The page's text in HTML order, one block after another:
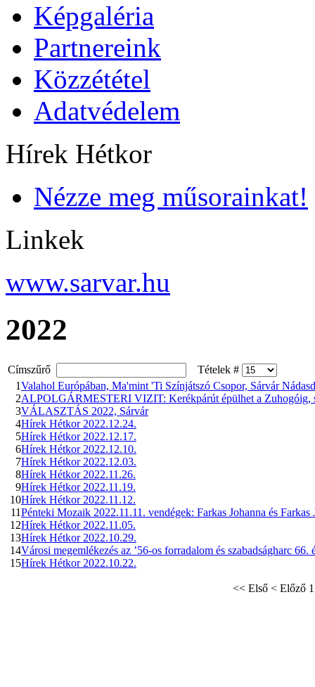
Képgaléria
Partnereink
Közzététel
Adatvédelem
Hírek Hétkor
Nézze meg műsorainkat!
Linkek
www.sarvar.hu
2022
Címszűrő
Tételek #
1Valahol Európában, Ma'mint 'Ti Színjátszó Csopor, Sárvár
2ALPOLGÁRMESTERI VIZIT: Kerékpárút épülhet a Zuhogóig,
3VÁLASZTÁS 2022, Sárvár
4Hírek Hétkor 2022.12.24.
5Hírek Hétkor 2022.12.17.
6Hírek Hétkor 2022.12.10.
7Hírek Hétkor 2022.12.03.
8Hírek Hétkor 2022.11.26.
9Hírek Hétkor 2022.11.19.
10Hírek Hétkor 2022.11.12.
11Pénteki Mozaik 2022.11.11. vendégek: Farkas Johanna és
12Hírek Hétkor 2022.11.05.
13Hírek Hétkor 2022.10.29.
14Városi megemlékezés az ’56-os forradalom és szabadságharc
15Hírek Hétkor 2022.10.22.
<< Első < Előző 1